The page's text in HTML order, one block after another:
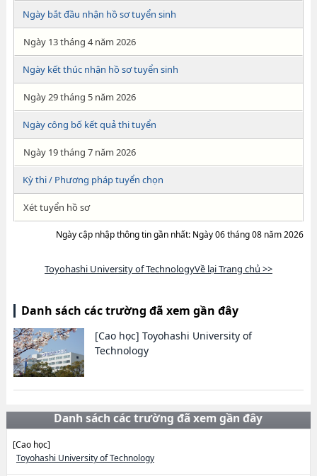
Ngày bắt đầu nhận hồ sơ tuyển sinh
Ngày 13 tháng 4 năm 2026
Ngày kết thúc nhận hồ sơ tuyển sinh
Ngày 29 tháng 5 năm 2026
Ngày công bố kết quả thi tuyển
Ngày 19 tháng 7 năm 2026
Kỳ thi / Phương pháp tuyển chọn
Xét tuyển hồ sơ
Ngày cập nhập thông tin gần nhất: Ngày 06 tháng 08 năm 2026
Toyohashi University of TechnologyVề lại Trang chủ >>
Danh sách các trường đã xem gần đây
[Cao học] Toyohashi University of
Technology
Danh sách các trường đã xem gần đây
[Cao học]
Toyohashi University of Technology